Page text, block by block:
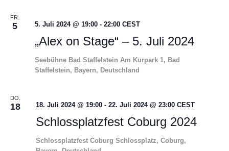
FR.
5
„Alex on Stage“ – 5. Juli 2024
5. Juli 2024 @ 19:00 - 22:00 CEST
Seebühne Bad Staffelstein Am Kurpark 1, Bad
Staffelstein, Bayern, Deutschland
DO.
18
Schlossplatzfest Coburg 2024
18. Juli 2024 @ 19:00 - 22. Juli 2024 @ 23:00 CEST
Schlossplatzfest Coburg Schlossplatz, Coburg,